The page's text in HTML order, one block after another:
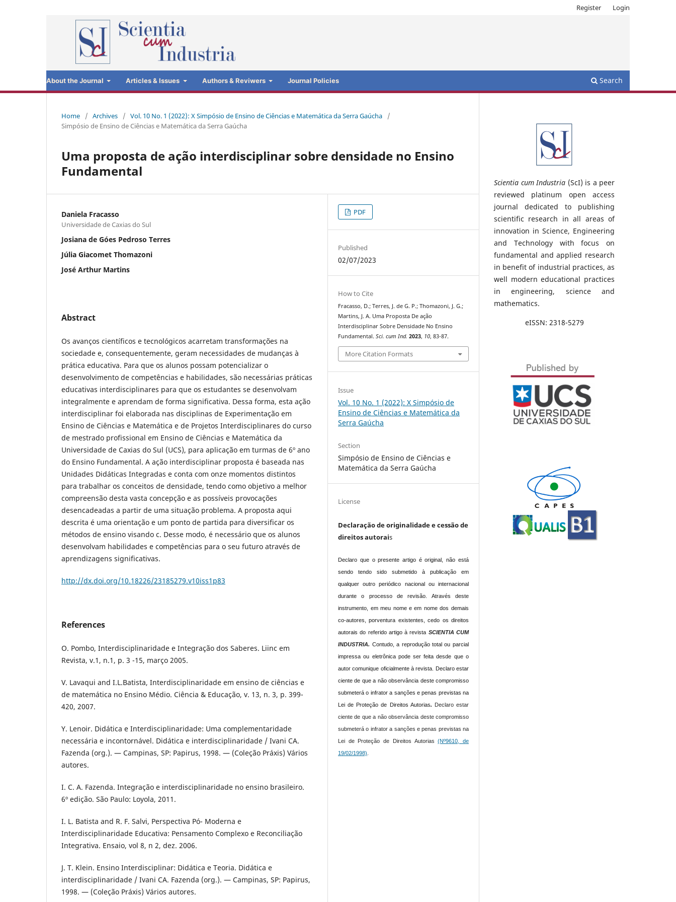
About the Journal Articles & Issues Authors & Reviwers Journal Policies Search
Register Login
Home / Archives / Vol. 10 No. 1 (2022): X Simpósio de Ensino de Ciências e Matemática da Serra Gaúcha
/
Simpósio de Ensino de Ciências e Matemática da Serra Gaúcha
Uma proposta de ação interdisciplinar sobre densidade no Ensino
Fundamental
Daniela Fracasso
Universidade de Caxias do Sul
Josiana de Góes Pedroso Terres
Júlia Giacomet Thomazoni
José Arthur Martins
Abstract
Os avanços científicos e tecnológicos acarretam transformações na
sociedade e, consequentemente, geram necessidades de mudanças à
prática educativa. Para que os alunos possam potencializar o
desenvolvimento de competências e habilidades, são necessárias práticas
educativas interdisciplinares para que os estudantes se desenvolvam
integralmente e aprendam de forma significativa. Dessa forma, esta ação
interdisciplinar foi elaborada nas disciplinas de Experimentação em
Ensino de Ciências e Matemática e de Projetos Interdisciplinares do curso
de mestrado profissional em Ensino de Ciências e Matemática da
Universidade de Caxias do Sul (UCS), para aplicação em turmas de 6º ano
do Ensino Fundamental. A ação interdisciplinar proposta é baseada nas
Unidades Didáticas Integradas e conta com onze momentos distintos
para trabalhar os conceitos de densidade, tendo como objetivo a melhor
compreensão desta vasta concepção e as possíveis provocações
desencadeadas a partir de uma situação problema. A proposta aqui
descrita é uma orientação e um ponto de partida para diversificar os
métodos de ensino visando c. Desse modo, é necessário que os alunos
desenvolvam habilidades e competências para o seu futuro através de
aprendizagens significativas.
http://dx.doi.org/10.18226/23185279.v10iss1p83
References
O. Pombo, Interdisciplinaridade e Integração dos Saberes. Liinc em
Revista, v.1, n.1, p. 3 -15, março 2005.
V. Lavaqui and I.L.Batista, Interdisciplinaridade em ensino de ciências e
de matemática no Ensino Médio. Ciência & Educação, v. 13, n. 3, p. 399-
420, 2007.
Y. Lenoir. Didática e Interdisciplinaridade: Uma complementaridade
necessária e incontornável. Didática e interdisciplinaridade / Ivani CA.
Fazenda (org.). — Campinas, SP: Papirus, 1998. — (Coleção Práxis) Vários
autores.
I. C. A. Fazenda. Integração e interdisciplinaridade no ensino brasileiro.
6º edição. São Paulo: Loyola, 2011.
I. L. Batista and R. F. Salvi, Perspectiva Pó- Moderna e
Interdisciplinaridade Educativa: Pensamento Complexo e Reconciliação
Integrativa. Ensaio, vol 8, n 2, dez. 2006.
J. T. Klein. Ensino Interdisciplinar: Didática e Teoria. Didática e
interdisciplinaridade / Ivani CA. Fazenda (org.). — Campinas, SP: Papirus,
1998. — (Coleção Práxis) Vários autores.
PDF
Published
02/07/2023
How to Cite
Fracasso, D.; Terres, J. de G. P.; Thomazoni, J. G.;
Martins, J. A. Uma Proposta De ação
Interdisciplinar Sobre Densidade No Ensino
Fundamental.Sci. cum Ind. 2023, 10, 83-87.
More Citation Formats
Issue
Vol. 10 No. 1 (2022): X Simpósio de
Ensino de Ciências e Matemática da
Serra Gaúcha
Section
Simpósio de Ensino de Ciências e
Matemática da Serra Gaúcha
License
Declaração de originalidade e cessão de
direitos autorais
Declaro que o presente artigo é original, não está
sendo tendo sido submetido à publicação em
qualquer outro periódico nacional ou internacional
durante o processo de revisão. Através deste
instrumento, em meu nome e em nome dos demais
co-autores, porventura existentes, cedo os direitos
autorais do referido artigo à revista SCIENTIA CUM
INDUSTRIA. Contudo, a reprodução total ou parcial
impressa ou eletrônica pode ser feita desde que o
autor comunique oficialmente à revista.
Declaro estar
ciente de que a não observância deste compromisso
submeterá o infrator a sanções e penas previstas na
Lei de Proteção de Direitos Autorias. Declaro estar
ciente de que a não observância deste compromisso
submeterá o infrator a sanções e penas previstas na
Lei de Proteção de Direitos Autorias
(Nº9610, de
19/02/1998)
Scientia cum Industria (ScI) is a peer
reviewed platinum open access
journal dedicated to publishing
scientific research in all areas of
innovation in Science, Engineering
and Technology with focus on
fundamental and applied research
in benefit of industrial practices, as
well modern educational practices
in engineering, science and
mathematics.
eISSN: 2318-5279